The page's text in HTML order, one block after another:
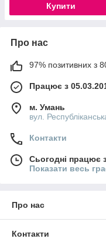
Купити
Про нас
97% позитивних з 80
Працює з
м. Умань
вул.
Контакти
Сьогодні працює
Показати весь
Про нас
Контакти